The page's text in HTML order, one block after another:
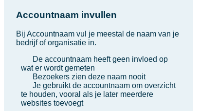
Accountnaam invullen
Bij Accountnaam vul je meestal de naam van je
bedrijf of organisatie in.
De accountnaam heeft geen invloed op
wat er wordt gemeten
Bezoekers zien deze naam nooit
Je gebruikt de accountnaam om overzicht
te houden, vooral als je later meerdere
websites toevoegt